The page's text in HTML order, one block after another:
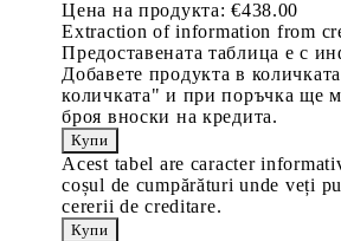
Цена на продукта: €438.00
Extraction of information from
Предоставената таблица е с
Добавете продукта в
количката" и при поръчка ще
броя вноски на кредита.
Acest tabel are caracter
coșul de cumpărături unde veți
cererii de creditare.